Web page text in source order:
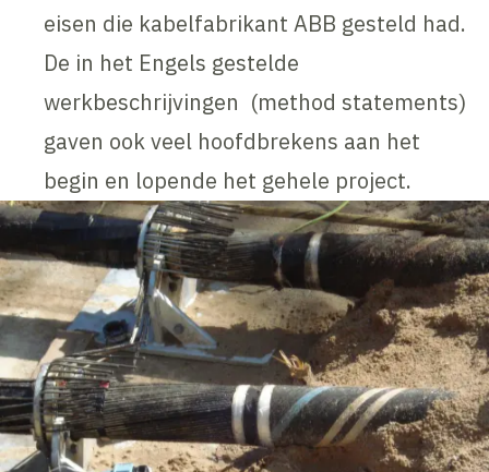
eisen die kabelfabrikant ABB gesteld had.
De in het Engels gestelde
werkbeschrijvingen (method statements)
gaven ook veel hoofdbrekens aan het
begin en lopende het gehele project.